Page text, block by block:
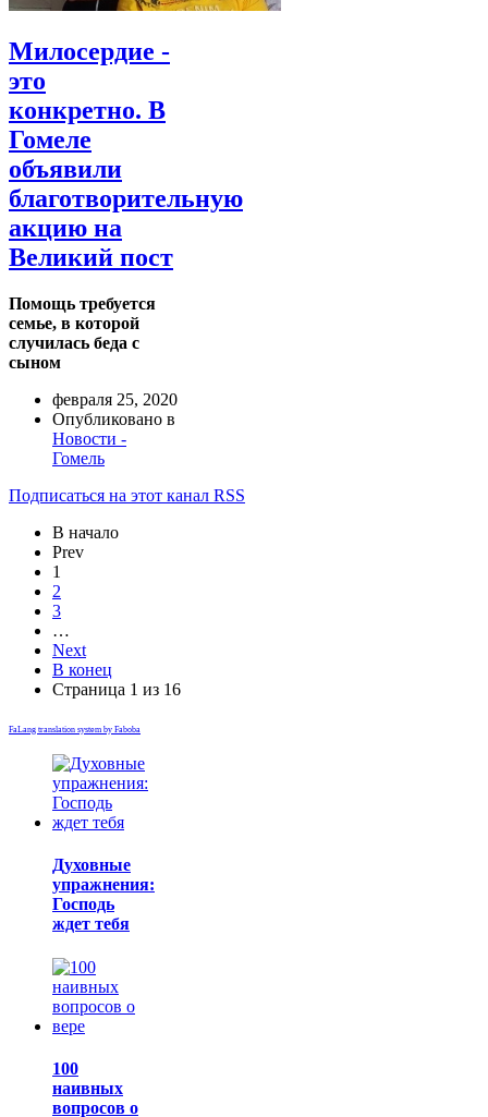
Милосердие -
это
конкретно. В
Гомеле
объявили
благотворительную
акцию на
Великий пост
Помощь требуется
семье, в которой
случилась беда с
сыном
февраля 25, 2020
Опубликовано в
Новости -
Гомель
Подписаться на этот канал RSS
В начало
Prev
1
2
3
…
Next
В конец
Страница 1 из 16
FaLang translation system by Faboba
Духовные
упражнения:
Господь
ждет тебя
100
наивных
вопросов о